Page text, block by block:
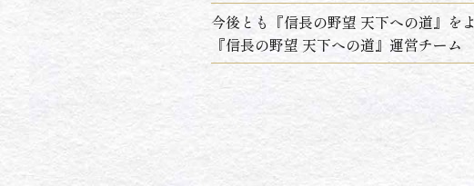
今後とも『信長の野望 天下への道』を
『信長の野望 天下への道』運営チーム